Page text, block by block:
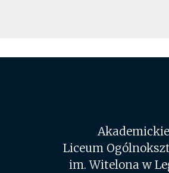
Akademickie
Liceum
im. Witelona w